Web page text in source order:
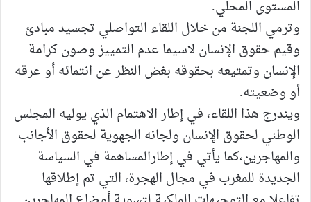
المستوى المحلي.
وترمي اللجنة من خلال اللقاء التواصلي تجسيد مبادئ
وقيم حقوق الإنسان لاسيما عدم التمييز وصون كرامة
الإنسان وتمتيعه بحقوقه بغض النظر عن انتمائه أو عرقه
أو وضعيته.
ويندرج هذا اللقاء، في إطار الاهتمام الذي يوليه المجلس
الوطني لحقوق الإنسان ولجانه الجهوية لحقوق الأجانب
والمهاجرين،كما يأتي في إطارالمساهمة في السياسة
الجديدة للمغرب في مجال الهجرة، التي تم إطلاقها